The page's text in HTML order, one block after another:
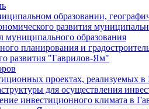
образовании,
развития
муниципального образования
планирования и
развития "Гаврилов-Ям"
проектах, реализуемых в
для осуществления
инвестиционного климата в